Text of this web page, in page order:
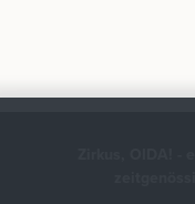
Zirkus, OIDA! -